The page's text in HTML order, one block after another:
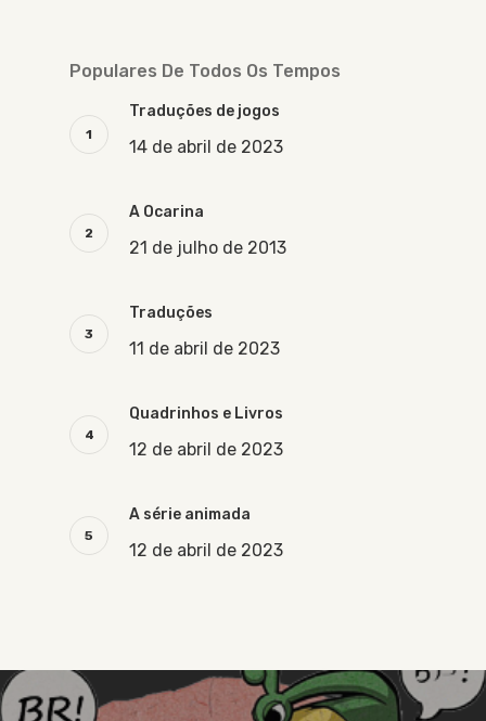
Populares De Todos Os Tempos
Traduções de jogos
14 de abril de 2023
A Ocarina
21 de julho de 2013
Traduções
11 de abril de 2023
Quadrinhos e Livros
12 de abril de 2023
A série animada
12 de abril de 2023